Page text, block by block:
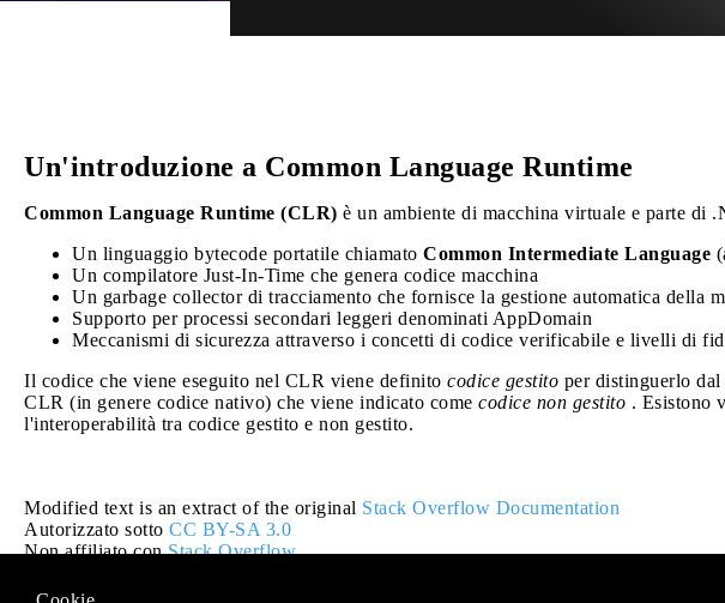
Un'introduzione a Common Language Runtime
Common Language Runtime (CLR) è un ambiente di macchina virtuale e parte di
Un linguaggio bytecode portatile chiamato Common Intermediate Language
Un compilatore Just-In-Time che genera codice macchina
Un garbage collector di tracciamento che fornisce la gestione automatica della
Supporto per processi secondari leggeri denominati AppDomain
Meccanismi di sicurezza attraverso i concetti di codice verificabile e livelli di
Il codice che viene eseguito nel CLR viene definito codice gestito per distinguerlo
CLR (in genere codice nativo) che viene indicato come codice non gestito . Esistono
l'interoperabilità tra codice gestito e non gestito.
Modified text is an extract of the original Stack Overflow Documentation
Autorizzato sotto CC BY-SA 3.0
Non affiliato conStack Overflow